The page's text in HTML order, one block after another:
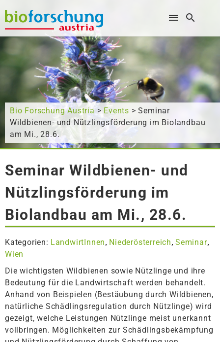
Wonach suchen Sie?
Bio Forschung Austria > Events > Seminar
Wildbienen- und Nützlingsförderung im Biolandbau
am Mi., 28.6.
Seminar Wildbienen- und
Nützlingsförderung im
Biolandbau am Mi., 28.6.
Kategorien: LandwirtInnen, Niederösterreich,Seminar,
Wien
Die wichtigsten Wildbienen sowie Nützlinge und ihre
Bedeutung für die Landwirtschaft werden behandelt.
Anhand von Beispielen (Bestäubung durch Wildbienen,
natürliche Schädlingsregulation durch Nützlinge) wird
gezeigt, welche Leistungen Nützlinge meist unerkannt
vollbringen. Möglichkeiten zur Schädlingsbekämpfung